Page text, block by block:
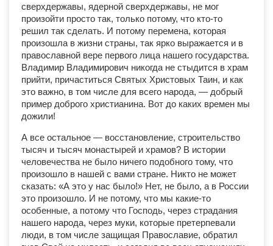
сверхдержавы, ядерной сверхдержавы, не мог
произойти просто так, только потому, что кто-то
решил так сделать. И потому перемена, которая
произошла в жизни страны, так ярко выражается и в
православной вере первого лица нашего государства.
Владимир Владимирович никогда не стыдится в храм
прийти, причаститься Святых Христовых Таин, и как
это важно, в том числе для всего народа, — добрый
пример доброго христианина. Вот до каких времен мы
дожили!
А все остальное — восстановление, строительство
тысяч и тысяч монастырей и храмов? В истории
человечества не было ничего подобного тому, что
произошло в нашей с вами стране. Никто не может
сказать: «А это у нас было!» Нет, не было, а в России
это произошло. И не потому, что мы какие-то
особенные, а потому что Господь, через страдания
нашего народа, через муки, которые претерпевали
люди, в том числе защищая Православие, обратил